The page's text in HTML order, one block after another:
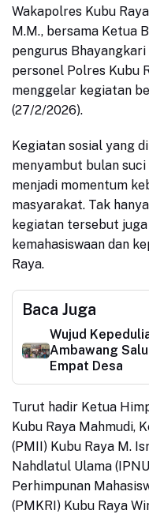
Wakapolres Kubu
M.M., bersama Ketua
pengurus
personel Polres Kubu
menggelar kegiatan
(27/2/2026).
Kegiatan sosial yang
menyambut bulan
menjadi momentum
masyarakat. Tak
kegiatan tersebut
kemahasiswaan dan
Raya.
Baca Juga
Wujud
Ambawang
Empat Desa
Turut hadir Ketua
Kubu Raya Mahmudi,
(PMII) Kubu Raya M.
Nahdlatul Ulama
Perhimpunan
(PMKRI) Kubu Raya